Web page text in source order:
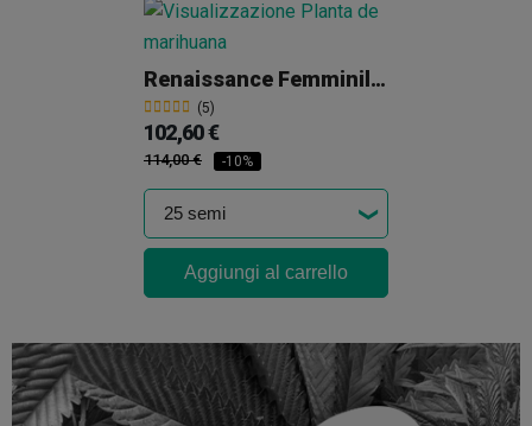
Renaissance Femminilizzata
(5)
102,60 €
114,00 € -10%
Aggiungi al carrello